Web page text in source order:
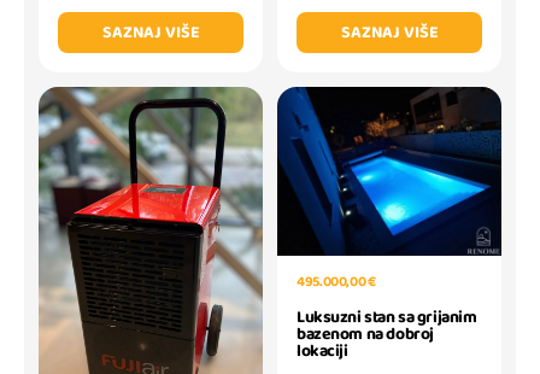
SAZNAJ VIŠE
SAZNAJ VIŠE
495.000,00 €
Luksuzni stan sa grijanim
bazenom na dobroj
lokaciji